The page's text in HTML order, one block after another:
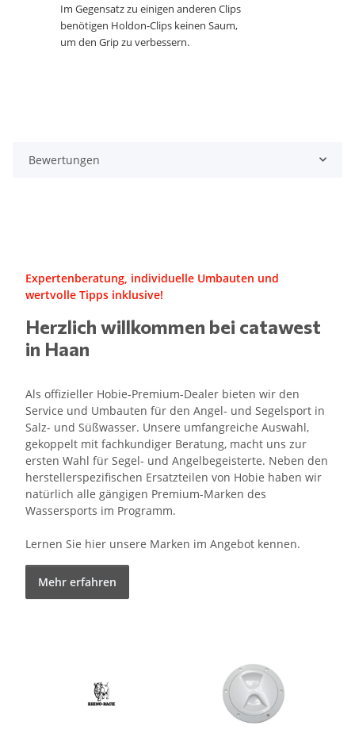
Im Gegensatz zu einigen anderen Clips
benötigen Holdon-Clips keinen Saum,
um den Grip zu verbessern.
Bewertungen
Expertenberatung, individuelle Umbauten und
wertvolle Tipps inklusive!
Herzlich willkommen bei catawest
in Haan
Als offizieller Hobie-Premium-Dealer bieten wir den
Service und Umbauten für den Angel- und Segelsport in
Salz- und Süßwasser. Unsere umfangreiche Auswahl,
gekoppelt mit fachkundiger Beratung, macht uns zur
ersten Wahl für Segel- und Angelbegeisterte. Neben den
herstellerspezifischen Ersatzteilen von Hobie haben wir
natürlich alle gängigen Premium-Marken des
Wassersports im Programm.
Lernen Sie hier unsere Marken im Angebot kennen.
Mehr erfahren